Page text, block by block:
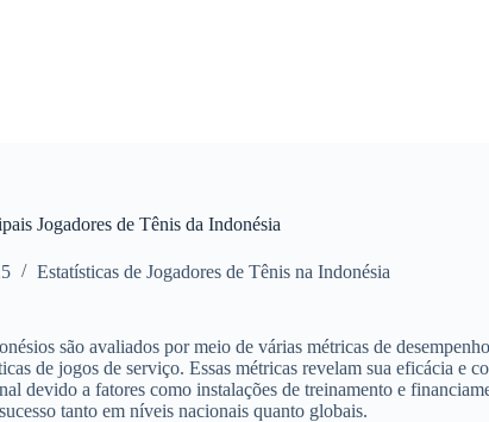
Jogadores de Tênis da Indonésia
Estatísticas de Jogadores de Tênis na Indonésia
são avaliados por meio de várias métricas de
de jogos de serviço. Essas métricas revelam sua eficácia e
devido a fatores como instalações de treinamento e
tanto em níveis nacionais quanto globais.